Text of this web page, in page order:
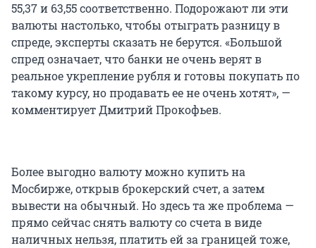
55,37 и 63,55 соответственно. Подорожают ли эти
валюты настолько, чтобы отыграть разницу в
спреде, эксперты сказать не берутся. «Большой
спред означает, что банки не очень верят в
реальное укрепление рубля и готовы покупать по
такому курсу, но продавать ее не очень хотят», —
комментирует Дмитрий Прокофьев.
Более выгодно валюту можно купить на
Мосбирже, открыв брокерский счет, а затем
вывести на обычный. Но здесь та же проблема —
прямо сейчас снять валюту со счета в виде
наличных нельзя, платить ей за границей тоже,